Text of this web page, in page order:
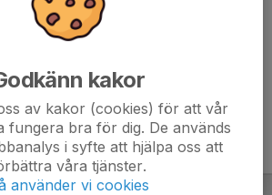
kakor
av kakor (cookies) för att vår
fungera bra för dig. De används
i syfte att hjälpa oss att
våra tjänster.
använder vi cookies